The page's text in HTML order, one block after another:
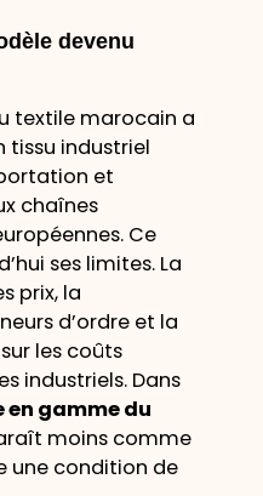
devenu
textile marocain a
tissu industriel
et
chaînes
Ce
ses limites. La
prix, la
d’ordre et la
les coûts
industriels. Dans
en gamme du
moins comme
une condition de